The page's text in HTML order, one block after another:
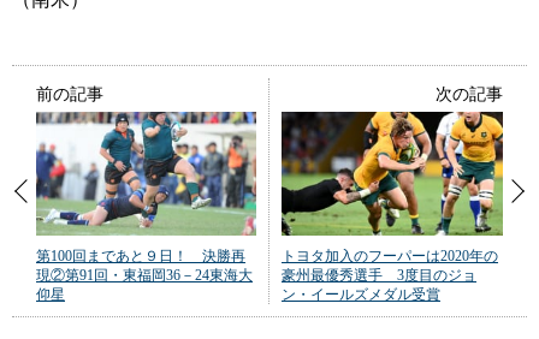
前の記事
第100回まであと９日！ 決勝再
現②第91回・東福岡36－24東海大
仰星
次の記事
トヨタ加入のフーパーは2020年の
豪州最優秀選手 3度目のジョ
ン・イールズメダル受賞